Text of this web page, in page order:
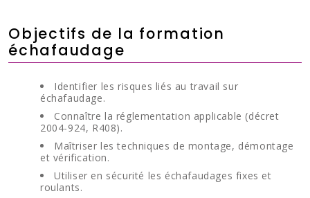
Objectifs de la formation
échafaudage
Identifier les risques liés au travail sur
échafaudage.
Connaître la réglementation applicable (décret
2004-924, R408).
Maîtriser les techniques de montage, démontage
et vérification.
Utiliser en sécurité les échafaudages fixes et
roulants.